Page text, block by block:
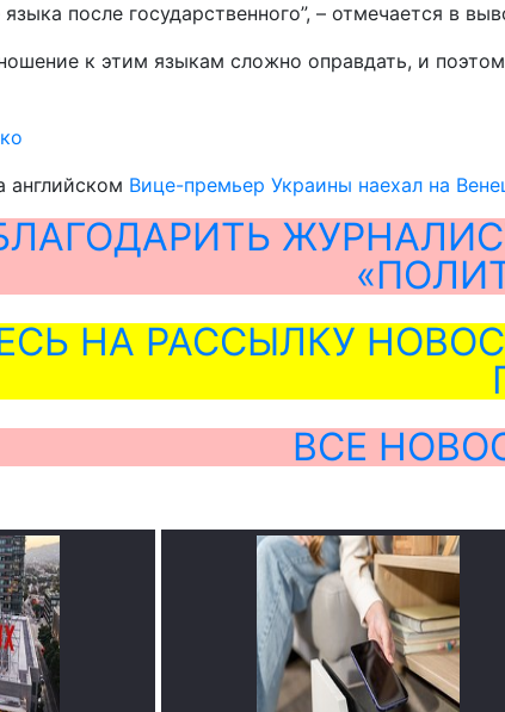
после государственного”, – отмечается в
к этим языкам сложно оправдать, и
английском Вице-премьер Украины наехал на
НА РАССЫЛКУ
ВСЕ